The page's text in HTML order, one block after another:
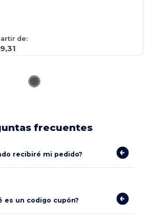
de:
frecuentes
recibiré mi pedido?
es un codigo cupón?